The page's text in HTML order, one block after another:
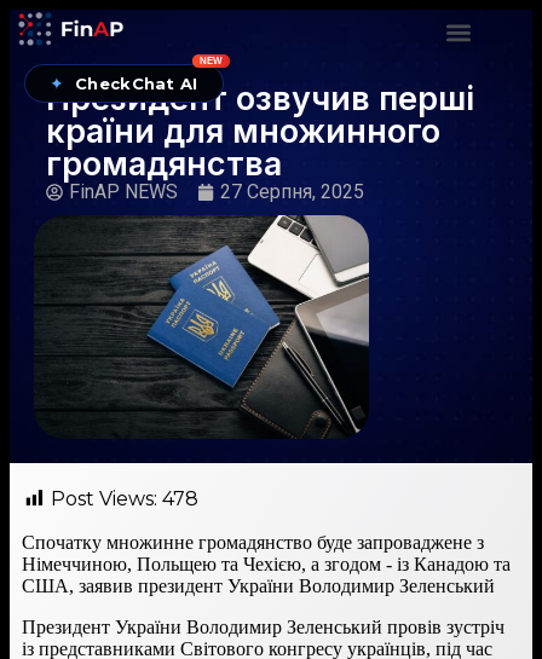
✦ CheckChat AI
NEW
Президент озвучив перші
країни для множинного
громадянства
FinAP NEWS 27 Серпня, 2025
Post Views: 478
Спочатку множинне громадянство буде запроваджене з
Німеччиною, Польщею та Чехією, а згодом - із Канадою та
США, заявив президент України Володимир Зеленський
Президент України Володимир Зеленський провів зустріч
із представниками Світового конгресу українців, під час